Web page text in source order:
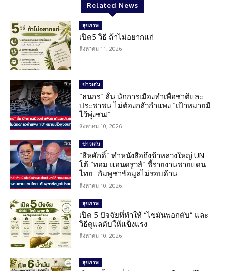
Related News
สุขภาพ
เปิด5 วิธี ถ้าไม่อยากแก่
สิงหาคม 11, 2026
ข่าวเด่น
“ธนกร” ลั่น นักการเมืองทำเพื่อชาติและ
ประชาชน ไม่ต้องกลัวกำแพง “เป้าหมายมี
ไว้พุ่งชน!”
สิงหาคม 10, 2026
ข่าวเด่น
“สีหศักดิ์” ทำหนังสือถึงข้าหลวงใหญ่ UN
โต้ “ทอม แอนดรูวส์” ชี้รายงานชายแดน
ไทย–กัมพูชาข้อมูลไม่รอบด้าน
สิงหาคม 10, 2026
สุขภาพ
เปิด 5 ปัจจัยที่ทำให้ “ไขมันพอกตับ” และ
วิธีดูแลตับให้แข็งแรง
สิงหาคม 10, 2026
สุขภาพ